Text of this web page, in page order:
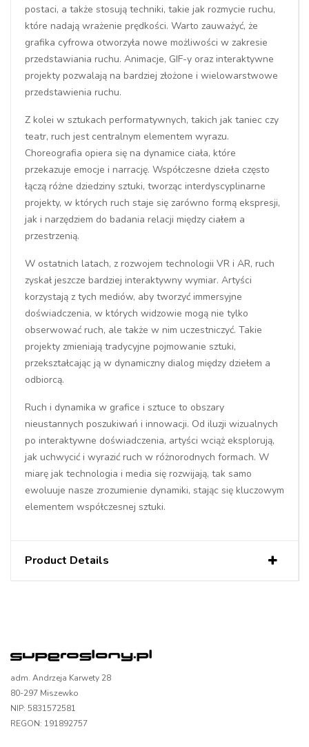
postaci, a także stosują techniki, takie jak rozmycie ruchu,
które nadają wrażenie prędkości. Warto zauważyć, że
grafika cyfrowa otworzyła nowe możliwości w zakresie
przedstawiania ruchu. Animacje, GIF-y oraz interaktywne
projekty pozwalają na bardziej złożone i wielowarstwowe
przedstawienia ruchu.
Z kolei w sztukach performatywnych, takich jak taniec czy
teatr, ruch jest centralnym elementem wyrazu.
Choreografia opiera się na dynamice ciała, które
przekazuje emocje i narrację. Współczesne dzieła często
łączą różne dziedziny sztuki, tworząc interdyscyplinarne
projekty, w których ruch staje się zarówno formą ekspresji,
jak i narzędziem do badania relacji między ciałem a
przestrzenią.
W ostatnich latach, z rozwojem technologii VR i AR, ruch
zyskał jeszcze bardziej interaktywny wymiar. Artyści
korzystają z tych mediów, aby tworzyć immersyjne
doświadczenia, w których widzowie mogą nie tylko
obserwować ruch, ale także w nim uczestniczyć. Takie
projekty zmieniają tradycyjne pojmowanie sztuki,
przekształcając ją w dynamiczny dialog między dziełem a
odbiorcą.
Ruch i dynamika w grafice i sztuce to obszary
nieustannych poszukiwań i innowacji. Od iluzji wizualnych
po interaktywne doświadczenia, artyści wciąż eksplorują,
jak uchwycić i wyrazić ruch w różnorodnych formach. W
miarę jak technologia i media się rozwijają, tak samo
ewoluuje nasze zrozumienie dynamiki, stając się kluczowym
elementem współczesnej sztuki.
Product Details
adm. Andrzeja Karwety 28
80-297 Miszewko
NIP: 5831572581
REGON: 191892757